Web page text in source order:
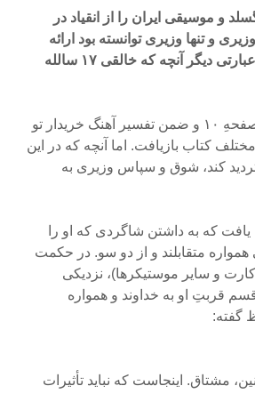
و موسیقی ایران را از انقیاد در
و تنها وزیری توانسته بود ارائه
دهد، بطوری که لطمه ای به موسیقی ملی وارد نشود. به عبارتی دیگر آنچه که خالقی ۱۷ سالله
شرح تفصیلی این امر دو جانبه را بعنوان مثال میتوان در صفحهِ ۱۰ و ضمن تفسیر آهنگ خریدار تو
کتاب بازیافت. اما آنچه که در این
کند، شوق و سپاس وزیری به
که به داشتن شاگردی که او را
همواره متقابلند و از دو سو. در حکمت
و سایر موستیکرها)، نزدیکی
قربتِ او به خداوند و همواره
گفته:
مشتاق. اینجاست که نباید تأثیرات